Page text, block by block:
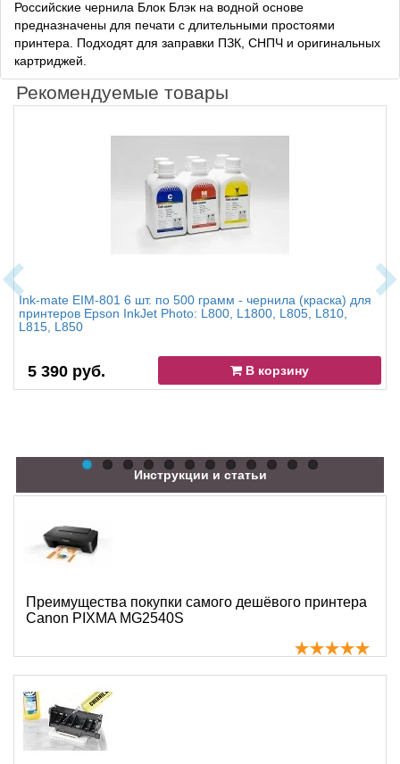
Российские чернила Блок Блэк на водной основе
предназначены для печати с длительными простоями
принтера. Подходят для заправки ПЗК, СНПЧ и оригинальных
картриджей.
Рекомендуемые товары
Ink-mate EIM-801 6 шт. по 500 грамм - чернила (краска) для
принтеров Epson InkJet Photo: L800, L1800, L805, L810,
L815, L850
5 390 руб. В корзину
Инструкции и статьи
Преимущества покупки самого дешёвого принтера
Canon PIXMA MG2540S